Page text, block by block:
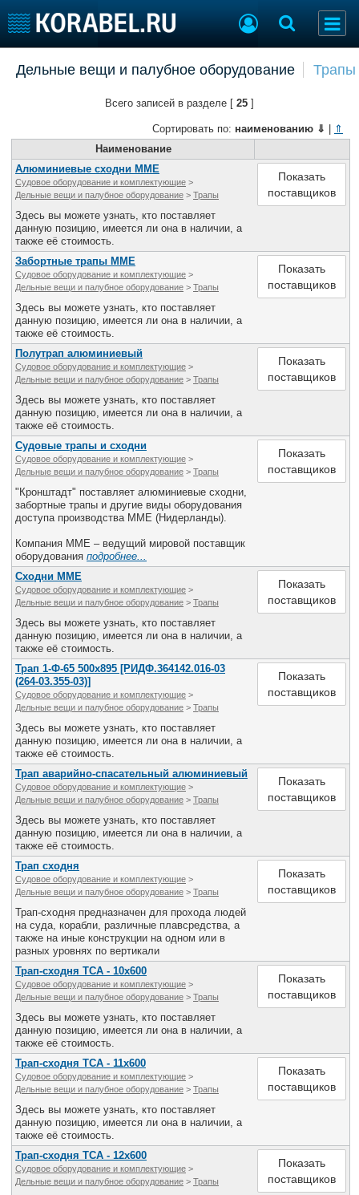
Репутация
Работа
Крюинг
Журнал
Реклама
Доска объявлений
Продажа флота
Оборудование
Изделия
Материалы
Услуги
Конференции
Выставки и семинары
Личности
Словарь
Флот
Галерея флота
Дельные вещи и палубное оборудование Трапы
Всего записей в разделе [ 25 ]
Сортировать по: наименованию ⇓
⇑
Наименование
Алюминиевые сходни MME
Судовое оборудование и комплектующие >
Дельные вещи и палубное оборудование > Трапы
Здесь вы можете узнать, кто поставляет
данную позицию, имеется ли она в наличии, а
также её стоимость.
Показать
поставщиков
Забортные трапы MME
Судовое оборудование и комплектующие >
Дельные вещи и палубное оборудование > Трапы
Здесь вы можете узнать, кто поставляет
данную позицию, имеется ли она в наличии, а
также её стоимость.
Показать
поставщиков
Полутрап алюминиевый
Судовое оборудование и комплектующие >
Дельные вещи и палубное оборудование > Трапы
Здесь вы можете узнать, кто поставляет
данную позицию, имеется ли она в наличии, а
также её стоимость.
Показать
поставщиков
Судовые трапы и сходни
Судовое оборудование и комплектующие >
Дельные вещи и палубное оборудование > Трапы
"Кронштадт" поставляет алюминиевые сходни,
забортные трапы и другие виды оборудования
доступа производства MME (Нидерланды).
Компания MME – ведущий мировой поставщик
оборудования подробнее...
Показать
поставщиков
Сходни MME
Судовое оборудование и комплектующие >
Дельные вещи и палубное оборудование > Трапы
Здесь вы можете узнать, кто поставляет
данную позицию, имеется ли она в наличии, а
также её стоимость.
Показать
поставщиков
Трап 1-Ф-65 500х895 [РИДФ.364142.016-03
(264-03.355-03)]
Судовое оборудование и комплектующие >
Дельные вещи и палубное оборудование > Трапы
Здесь вы можете узнать, кто поставляет
данную позицию, имеется ли она в наличии, а
также её стоимость.
Показать
поставщиков
Трап аварийно-спасательный алюминиевый
Судовое оборудование и комплектующие >
Дельные вещи и палубное оборудование > Трапы
Здесь вы можете узнать, кто поставляет
данную позицию, имеется ли она в наличии, а
также её стоимость.
Показать
поставщиков
Трап сходня
Судовое оборудование и комплектующие >
Дельные вещи и палубное оборудование > Трапы
Трап-сходня предназначен для прохода людей
на суда, корабли, различные плавсредства, а
также на иные конструкции на одном или в
разных уровнях по вертикали
Показать
поставщиков
Трап-сходня ТСА - 10х600
Судовое оборудование и комплектующие >
Дельные вещи и палубное оборудование > Трапы
Здесь вы можете узнать, кто поставляет
данную позицию, имеется ли она в наличии, а
также её стоимость.
Показать
поставщиков
Трап-сходня ТСА - 11х600
Судовое оборудование и комплектующие >
Дельные вещи и палубное оборудование > Трапы
Здесь вы можете узнать, кто поставляет
данную позицию, имеется ли она в наличии, а
также её стоимость.
Показать
поставщиков
Трап-сходня ТСА - 12х600
Судовое оборудование и комплектующие >
Дельные вещи и палубное оборудование > Трапы
Показать
поставщиков